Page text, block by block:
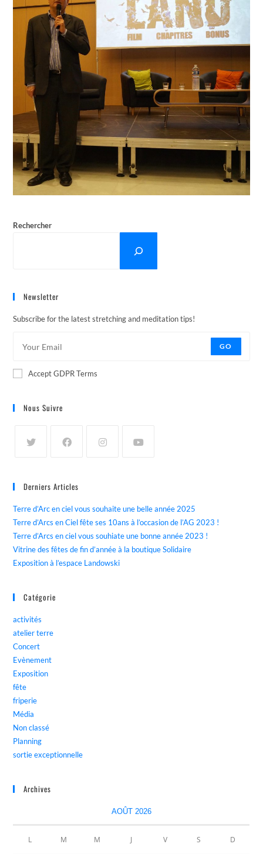
Rechercher
Newsletter
Subscribe for the latest stretching and meditation tips!
GO
Accept GDPR Terms
Nous Suivre
Derniers Articles
Terre d’Arc en ciel vous souhaite une belle année 2025
Terre d’Arcs en Ciel fête ses 10ans à l’occasion de l’AG 2023 !
Terre d’Arcs en ciel vous souhiate une bonne année 2023 !
Vitrine des fêtes de fin d’année à la boutique Solidaire
Exposition à l’espace Landowski
Catégorie
activités
atelier terre
Concert
Evènement
Exposition
fête
friperie
Média
Non classé
Planning
sortie exceptionnelle
Archives
AOÛT 2026
L M M J V S D